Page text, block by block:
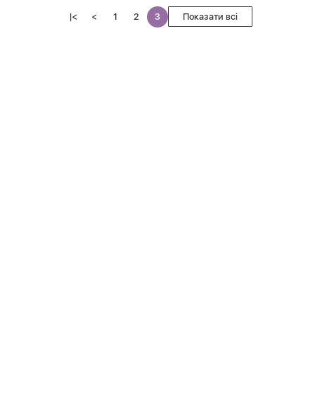
|< < 1 2 3 Показати всі